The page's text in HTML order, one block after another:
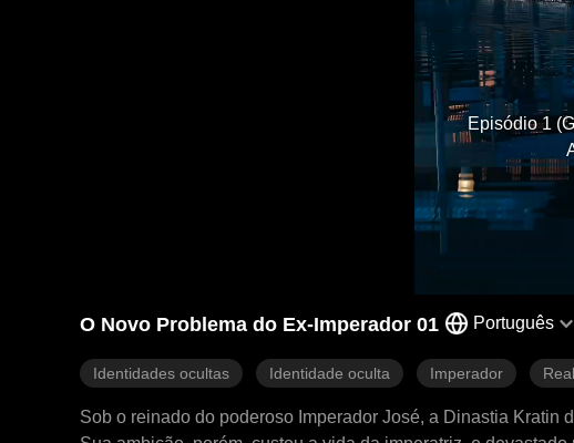
Episódio 1
O Novo Problema do Ex-Imperador 01 Português
Identidades ocultas Identidade oculta Imperador Real
Sob o reinado do poderoso Imperador José, a Dinastia